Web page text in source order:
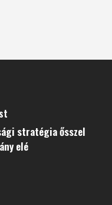
stratégia ősszel
elé